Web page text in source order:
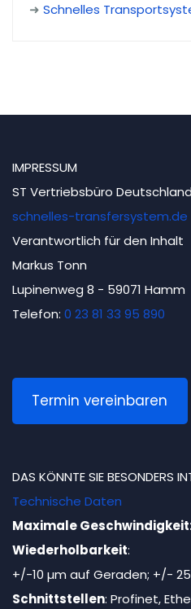
➜ Schnelles
IMPRESSUM
ST Vertriebsbüro Deutschland
schnelles-transfersystem.de
Verantwortlich für den Inhalt
Markus Tonn
Lupinenweg 8 - 59071 Hamm
Telefon: 0 23 81 33 95 890
Termin vereinbaren
DAS KÖNNTE SIE BESONDERS
Technische Daten
Maximale
Wiederholbarkeit:
+/-10 µm auf Geraden; +/-
Schnittstellen: Profinet,